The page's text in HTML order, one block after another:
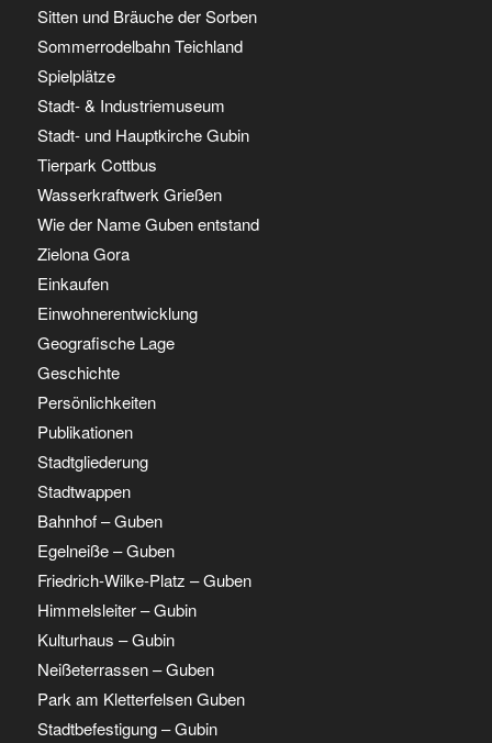
Sitten und Bräuche der Sorben
Sommerrodelbahn Teichland
Spielplätze
Stadt- & Industriemuseum
Stadt- und Hauptkirche Gubin
Tierpark Cottbus
Wasserkraftwerk Grießen
Wie der Name Guben entstand
Zielona Gora
Einkaufen
Einwohnerentwicklung
Geografische Lage
Geschichte
Persönlichkeiten
Publikationen
Stadtgliederung
Stadtwappen
Bahnhof – Guben
Egelneiße – Guben
Friedrich-Wilke-Platz – Guben
Himmelsleiter – Gubin
Kulturhaus – Gubin
Neißeterrassen – Guben
Park am Kletterfelsen Guben
Stadtbefestigung – Gubin